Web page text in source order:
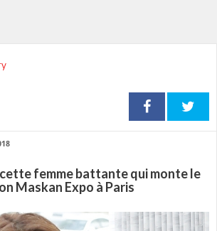
cette femme battante qui monte le
Maskan Expo à Paris